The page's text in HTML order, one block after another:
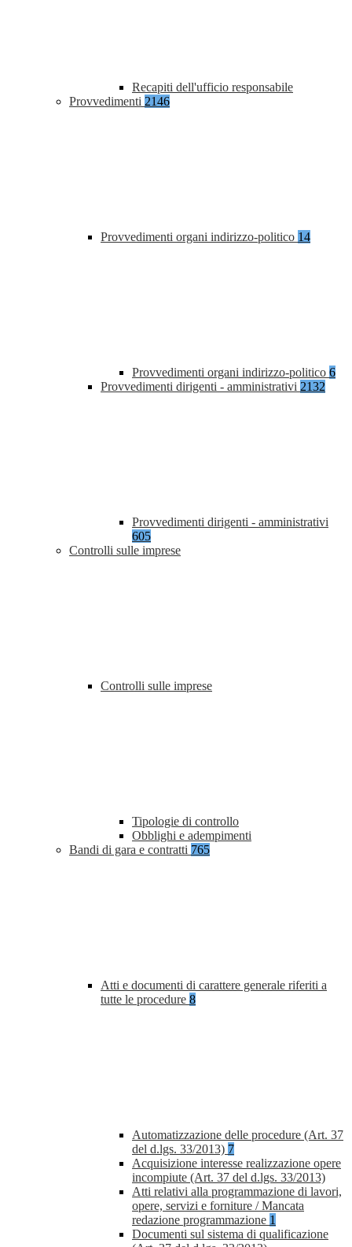
Recapiti dell'ufficio responsabile
Provvedimenti 2146
Provvedimenti organi indirizzo-politico 14
Provvedimenti organi indirizzo-politico 6
Provvedimenti dirigenti - amministrativi 2132
Provvedimenti dirigenti - amministrativi
605
Controlli sulle imprese
Controlli sulle imprese
Tipologie di controllo
Obblighi e adempimenti
Bandi di gara e contratti 765
Atti e documenti di carattere generale riferiti a
tutte le procedure 8
Automatizzazione delle procedure (Art. 37
del d.lgs. 33/2013) 7
Acquisizione interesse realizzazione opere
incompiute (Art. 37 del d.lgs. 33/2013)
Atti relativi alla programmazione di lavori,
opere, servizi e forniture / Mancata
redazione programmazione 1
Documenti sul sistema di qualificazione